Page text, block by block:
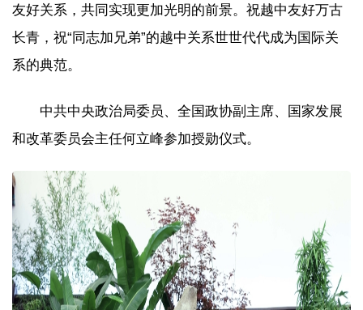
友好关系，共同实现更加光明的前景。祝越中友好万古
长青，祝“同志加兄弟”的越中关系世世代代成为国际关
系的典范。
中共中央政治局委员、全国政协副主席、国家发展
和改革委员会主任何立峰参加授勋仪式。